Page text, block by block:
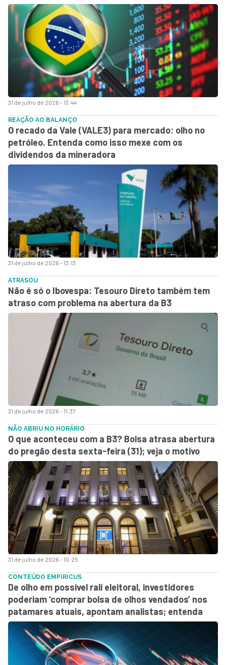
31 de julho de 2026 - 13:44
31 de julho de 2026 - 13:13
REAÇÃO AO BALANÇO
O recado da Vale (VALE3) para mercado: olho no
petróleo. Entenda como isso mexe com os
dividendos da mineradora
31 de julho de 2026 - 11:37
ATRASOU
Não é só o Ibovespa: Tesouro Direto também tem
atraso com problema na abertura da B3
31 de julho de 2026 - 10:25
NÃO ABRIU NO HORÁRIO
O que aconteceu com a B3? Bolsa atrasa abertura
do pregão desta sexta-feira (31); veja o motivo
CONTEÚDO EMPIRICUS
De olho em possível rali eleitoral, investidores
poderiam ‘comprar bolsa de olhos vendados’ nos
patamares atuais, apontam analistas; entenda